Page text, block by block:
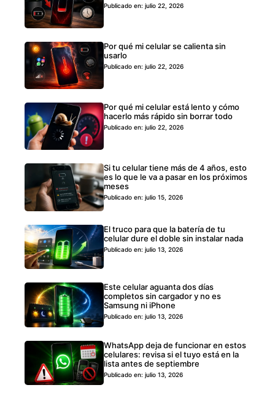
Publicado en: julio 22, 2026
Por qué mi celular se calienta sin
usarlo
Publicado en: julio 22, 2026
Por qué mi celular está lento y cómo
hacerlo más rápido sin borrar todo
Publicado en: julio 22, 2026
Si tu celular tiene más de 4 años, esto
es lo que le va a pasar en los próximos
meses
Publicado en: julio 15, 2026
El truco para que la batería de tu
celular dure el doble sin instalar nada
Publicado en: julio 13, 2026
Este celular aguanta dos días
completos sin cargador y no es
Samsung ni iPhone
Publicado en: julio 13, 2026
WhatsApp deja de funcionar en estos
celulares: revisa si el tuyo está en la
lista antes de septiembre
Publicado en: julio 13, 2026